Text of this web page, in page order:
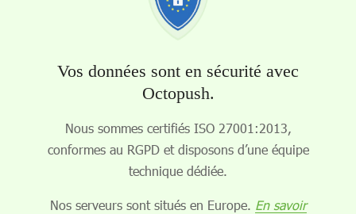
Vos données sont en sécurité avec
Octopush.
Nous sommes certifiés ISO 27001:2013,
conformes au RGPD et disposons d’une équipe
technique dédiée.
Nos serveurs sont situés en Europe. En savoir